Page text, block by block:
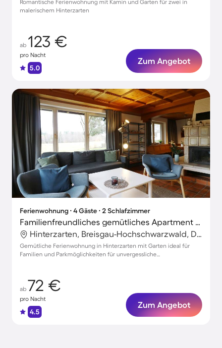
Romantische Ferienwohnung mit Kamin und Garten für zwei in
malerischem Hinterzarten
ab 123 €
pro Nacht
5.0
Zum Angebot
Ferienwohnung ∙ 4 Gäste ∙ 2 Schlafzimmer
Familienfreundliches gemütliches Apartment mit Garten und Terrasse
Hinterzarten, Breisgau-Hochschwarzwald, Deutschland
Gemütliche Ferienwohnung in Hinterzarten mit Garten ideal für
Familien und Parkmöglichkeiten für unvergessliche
ab 72 €
pro Nacht
4.5
Zum Angebot